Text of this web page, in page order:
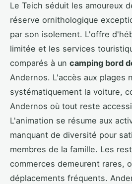
Le Teich séduit les amoureux
réserve ornithologique
par son isolement. L'offre
limitée et les services
comparés à un camping bord
Andernos. L'accès aux plages
systématiquement la voiture,
Andernos où tout reste
L'animation se résume aux
manquant de diversité pour
membres de la famille. Les
commerces demeurent rares,
déplacements fréquents.